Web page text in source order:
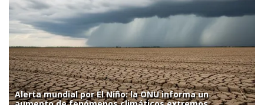
Alerta mundial por El Niño: la ONU informa un